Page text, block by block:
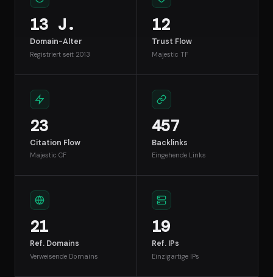
13 J.
Domain-Alter
Registriert seit 2013
12
Trust Flow
Majestic TF
23
Citation Flow
Majestic CF
457
Backlinks
Eingehende Links
21
Ref. Domains
Verweisende Domains
19
Ref. IPs
Einzigartige IPs